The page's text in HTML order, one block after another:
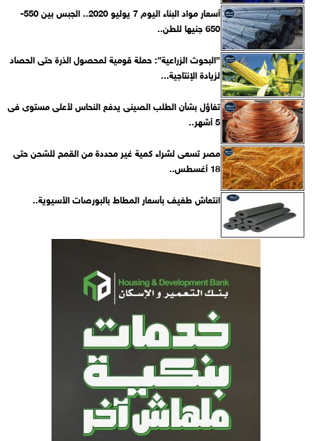
أسعار مواد البناء اليوم 7 يوليو 2020.. الجبس بين 550-
650 جنيها للطن..
”البحوث الزراعية”: حملة قومية لمحصول الذرة حتى الحصاد
لزيادة الإنتاجية...
تفاؤل بشأن الطلب الصينى يدفع النحاس لأعلى مستوى فى
5 أشهر..
مصر تسعى لشراء كمية غير محددة من القمح للشحن حتى
18 أغسطس..
انتعاش طفيف بأسعار المطاط بالبورصات الأسيوية..